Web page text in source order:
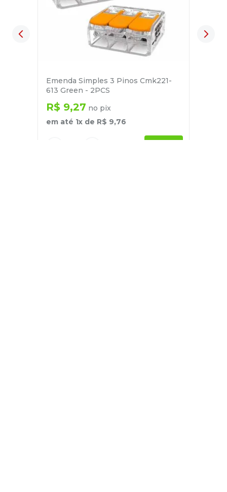
Emenda Simples 3 Pinos Cmk221-
613 Green - 2PCS
R$ 9,27 no pix
em até 1x de R$ 9,76